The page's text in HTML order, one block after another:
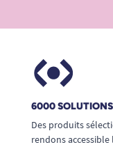
6000
Des produits
rendons